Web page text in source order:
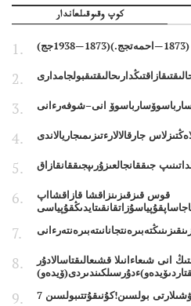
كوپ وقىوقىلعاندار
انى–شوفەرءانى
جارقالالارءتىزىمىجاريالاندى
جىققانجالعىزۇرىپجىققانقازاق
قوس قىزقىزىنزاقشا قازاقشااپ
انى شىعاءانىلا قشىعالىقتاسالادۇر